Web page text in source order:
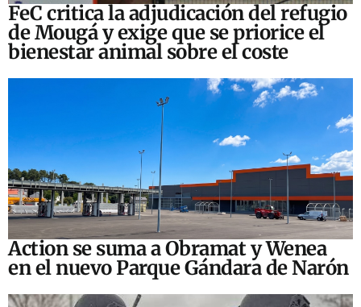
FeC critica la adjudicación del refugio
de Mougá y exige que se priorice el
bienestar animal sobre el coste
Action se suma a Obramat y Wenea
en el nuevo Parque Gándara de Narón